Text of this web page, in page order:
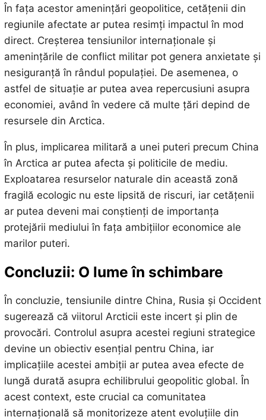
În fața acestor amenințări geopolitice, cetățenii din
regiunile afectate ar putea resimți impactul în mod
direct. Creșterea tensiunilor internaționale și
amenințările de conflict militar pot genera anxietate și
nesiguranță în rândul populației. De asemenea, o
astfel de situație ar putea avea repercusiuni asupra
economiei, având în vedere că multe țări depind de
resursele din Arctica.
În plus, implicarea militară a unei puteri precum China
în Arctica ar putea afecta și politicile de mediu.
Exploatarea resurselor naturale din această zonă
fragilă ecologic nu este lipsită de riscuri, iar cetățenii
ar putea deveni mai conștienți de importanța
protejării mediului în fața ambițiilor economice ale
marilor puteri.
Concluzii: O lume în schimbare
În concluzie, tensiunile dintre China, Rusia și Occident
sugerează că viitorul Arcticii este incert și plin de
provocări. Controlul asupra acestei regiuni strategice
devine un obiectiv esențial pentru China, iar
implicațiile acestei ambiții ar putea avea efecte de
lungă durată asupra echilibrului geopolitic global. În
acest context, este crucial ca comunitatea
internațională să monitorizeze atent evoluțiile din